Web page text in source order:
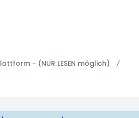
- (NUR LESEN möglich)